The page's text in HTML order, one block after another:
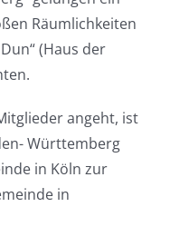
Räumlichkeiten
(Haus der
angeht, ist
Württemberg
in Köln zur
in